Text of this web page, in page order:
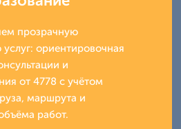
прозрачную
услуг: ориентировочная
и
от 4778 с учётом
маршрута и
работ.